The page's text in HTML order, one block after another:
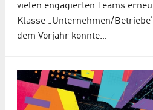
vielen engagierten Teams
Klasse „Unternehmen/
dem Vorjahr konnte…